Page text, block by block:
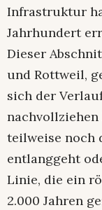
Infrastruktur
Jahrhundert
Dieser
und Rottweil,
sich der
nachvollziehen
teilweise noch
entlanggeht
Linie, die ein
2.000 Jahren